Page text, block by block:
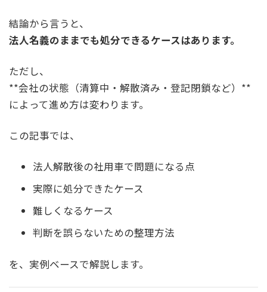
結論から言うと、
法人名義のままでも処分できるケースはあります。
ただし、
**会社の状態（清算中・解散済み・登記閉鎖など）**
によって進め方は変わります。
この記事では、
法人解散後の社用車で問題になる点
実際に処分できたケース
難しくなるケース
判断を誤らないための整理方法
を、実例ベースで解説します。